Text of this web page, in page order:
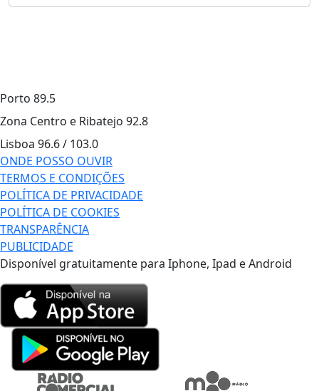
Porto 89.5
Zona Centro e Ribatejo 92.8
Lisboa 96.6 / 103.0
ONDE POSSO OUVIR
TERMOS E CONDIÇÕES
POLÍTICA DE PRIVACIDADE
POLÍTICA DE COOKIES
TRANSPARÊNCIA
PUBLICIDADE
Disponível gratuitamente para Iphone, Ipad e Android